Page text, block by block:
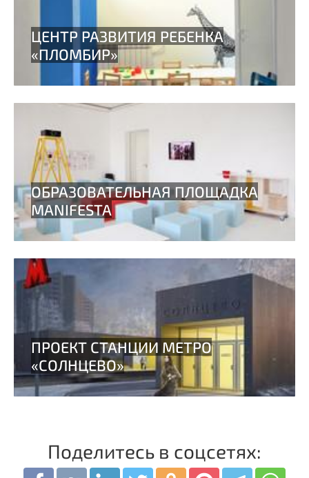
Поделитесь в соцсетях: